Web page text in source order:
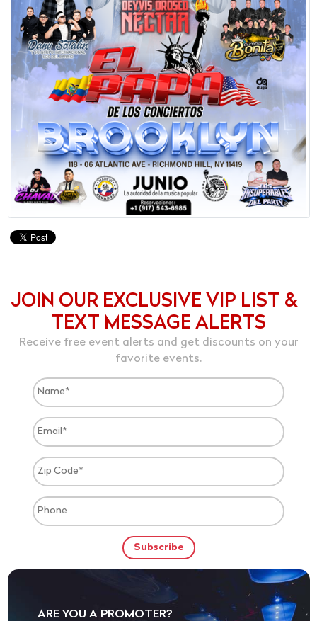
JOIN OUR EXCLUSIVE VIP LIST &
TEXT MESSAGE ALERTS
Receive free event alerts and get discounts on your
favorite events.
ARE YOU A PROMOTER?